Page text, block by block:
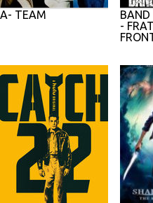
A- TEAM
BAND
-